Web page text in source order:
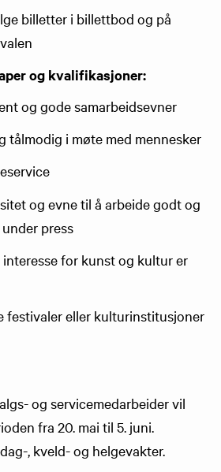
billetter i billettbod og på
og kvalifikasjoner:
og gode samarbeidsevner
tålmodig i møte med mennesker
og evne til å arbeide godt og
press
for kunst og kultur er
festivaler eller kulturinstitusjoner
og servicemedarbeider vil
fra 20. mai til 5. juni.
, kveld- og helgevakter.